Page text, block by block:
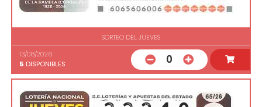
SORTEO DEL JUEVES
13/08/2026
5 DISPONIBLES 0